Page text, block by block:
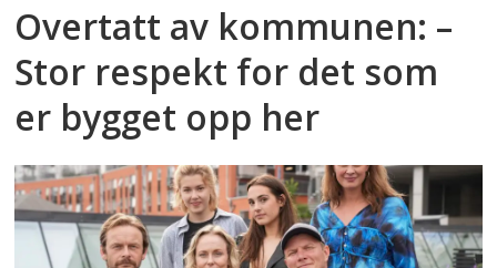
Overtatt av kommunen: –
Stor respekt for det som
er bygget opp her